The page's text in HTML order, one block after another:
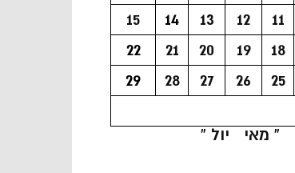
11
12
13
14
15
18
19
20
21
22
25
26
27
28
29
« מאי
יול »